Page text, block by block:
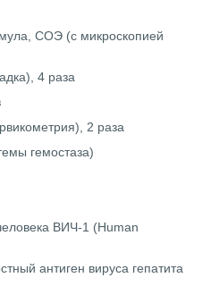
СОЭ (с микроскопией
4 раза
2 раза
гемостаза)
ВИЧ-1 (Human
антиген вируса гепатита